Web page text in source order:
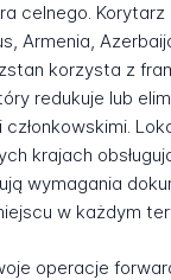
celnego.
Armenia,
korzysta z
redukuje lub
krajach
wymagania
w każdym
operacje